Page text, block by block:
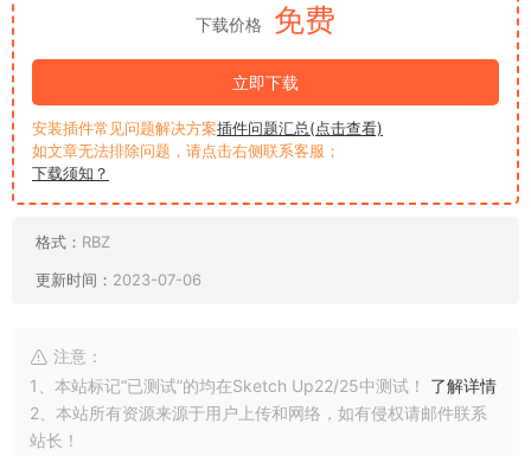
下载价格 免费
立即下载
安装插件常见问题解决方案插件问题汇总(点击查看)
如文章无法排除问题，请点击右侧联系客服；
下载须知？
格式： RBZ
更新时间： 2023-07-06
注意：
1、本站标记“已测试”的均在Sketch Up22/25中测试！ 了解详情
2、本站所有资源来源于用户上传和网络，如有侵权请邮件联系
站长！